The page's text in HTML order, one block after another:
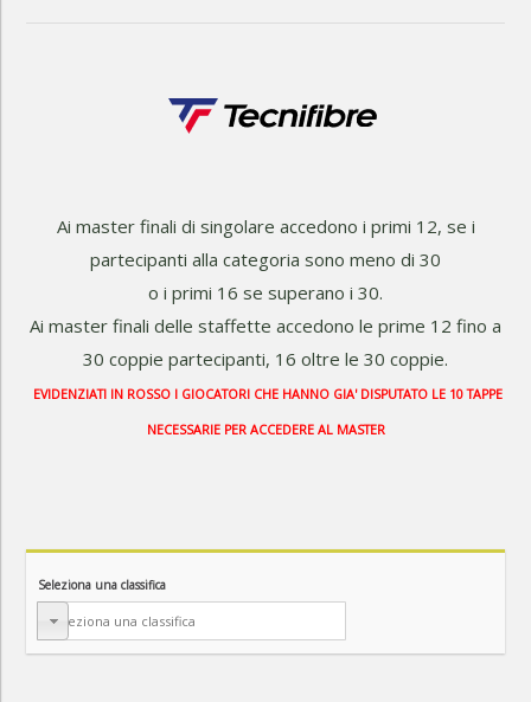
Ai master finali di singolare accedono i primi 12, se i
partecipanti alla categoria sono meno di 30
o i primi 16 se superano i 30.
Ai master finali delle staffette accedono le prime 12 fino a
30 coppie partecipanti, 16 oltre le 30 coppie.
EVIDENZIATI IN ROSSO I GIOCATORI CHE HANNO GIA' DISPUTATO LE 10 TAPPE
NECESSARIE PER ACCEDERE AL MASTER
Seleziona una classifica